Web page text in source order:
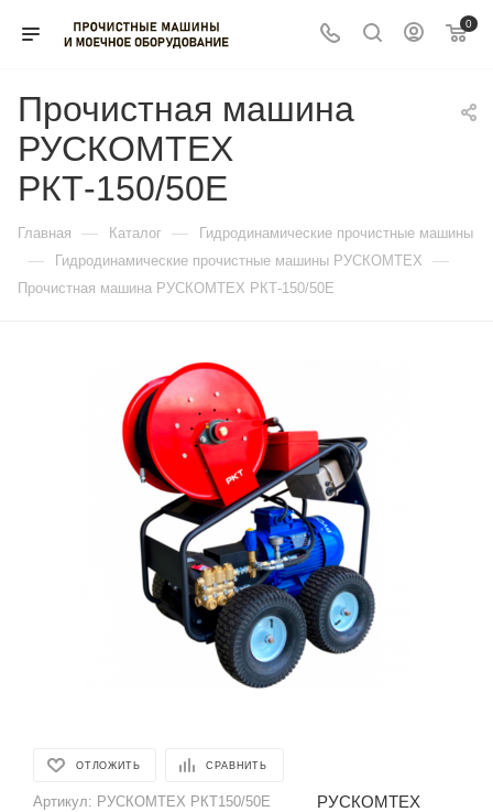
0
Прочистная машина
РУСКОМТЕХ
РКТ-150/50E
Главная — Каталог — Гидродинамические прочистные машины
— Гидродинамические прочистные машины РУСКОМТЕХ —
Прочистная машина РУСКОМТЕХ РКТ-150/50E
ОТЛОЖИТЬ СРАВНИТЬ
Артикул: РУСКОМТЕХ РКТ150/50E РУСКОМТЕХ